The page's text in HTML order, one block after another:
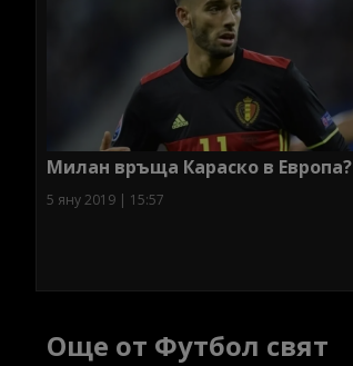
Милан връща Караско в Европа?
5 яну 2019 | 15:57
Още от Футбол свят